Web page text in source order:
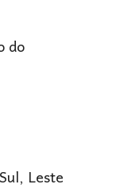
do
Leste